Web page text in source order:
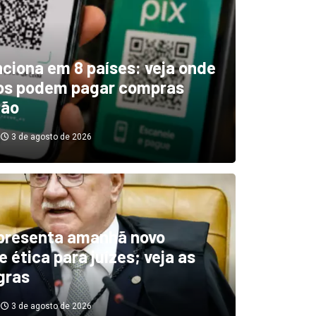
indica El Niño
diminuindo chuvas e
secas de rios
3 de agosto de 2026
em 8 países: veja onde
podem pagar compras
3 de agosto de 2026
amanhã novo
ética para juízes; veja as
3 de agosto de 2026